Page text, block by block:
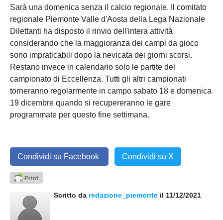
Sarà una domenica senza il calcio regionale. Il comitato
regionale Piemonte Valle d'Aosta della Lega Nazionale
Dilettanti ha disposto il rinvio dell'intera attività
considerando che la maggioranza dei campi da gioco
sono impraticabili dopo la nevicata dei giorni scorsi.
Restano invece in calendario solo le partite del
campionato di Eccellenza. Tutti gli altri campionati
torneranno regolarmente in campo sabato 18 e domenica
19 dicembre quando si recupereranno le gare
programmate per questo fine settimana.
Condividi su Facebook Condividi su X
Scritto da redazione_piemonte il 11/12/2021